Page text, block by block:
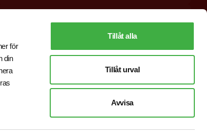
för
din
Tillåt alla
Tillåt urval
Avvisa
Snabb leverans
E-handelav Wombit.